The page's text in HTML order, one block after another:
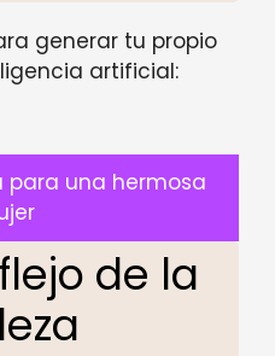
generar tu propio
artificial:
para una hermosa
de la